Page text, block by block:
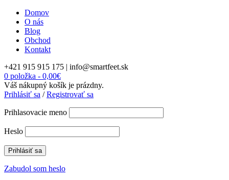
Domov
O nás
Blog
Obchod
Kontakt
+421 915 915 175 | info@smartfeet.sk
0 položka - 0,00€
Váš nákupný košík je prázdny.
Prihlásiť sa /Registrovať sa
Prihlasovacie meno
Heslo
Zabudol som heslo